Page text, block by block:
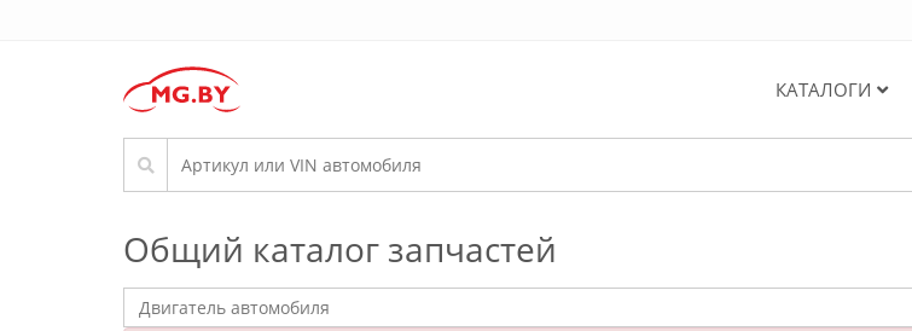
КАТАЛОГИ
Общий каталог запчастей